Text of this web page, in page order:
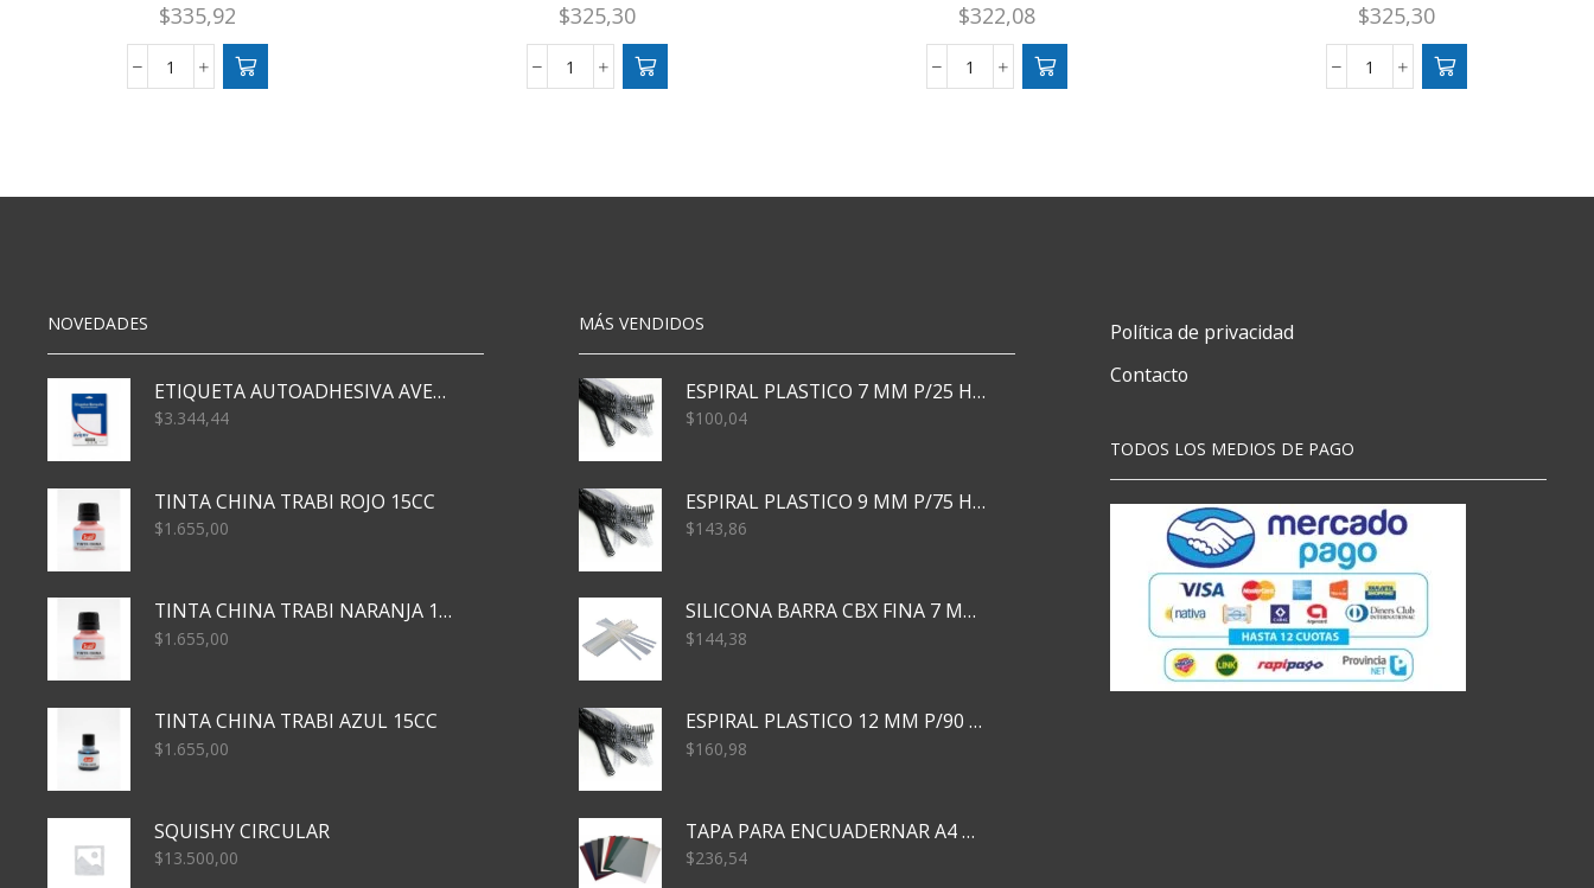
$335,92
PAPEL
cantidad
$325,30
PAPEL
$322,08
PAPEL
$325,30
PAPEL
NOVEDADES
ETIQUETA AUTOADHESIVA AVERY 3026 30H 20 X 70
$3.344,44
TINTA CHINA TRABI ROJO 15CC
$1.655,00
TINTA CHINA TRABI NARANJA 15CC
$1.655,00
TINTA CHINA TRABI AZUL 15CC
$1.655,00
SQUISHY CIRCULAR
$13.500,00
MÁS VENDIDOS
ESPIRAL PLASTICO 7 MM P/25 HJS X50x3000
$100,04
ESPIRAL PLASTICO 9 MM P/75 HJS X50X2400
$143,86
SILICONA BARRA CBX FINA 7 MM 28 CM
$144,38
ESPIRAL PLASTICO 12 MM P/90 HJS X50X1500
$160,98
TAPA PARA ENCUADERNAR A4 TRANSP x50x500
$236,54
Política de privacidad
Contacto
TODOS LOS MEDIOS DE PAGO